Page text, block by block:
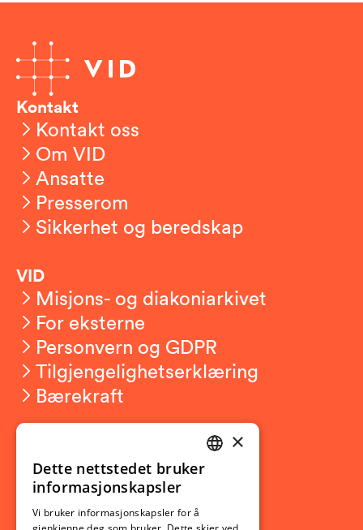
Kontakt
Kontakt oss
Om VID
Ansatte
Presserom
Sikkerhet og beredskap
VID
Misjons- og diakoniarkivet
For eksterne
Personvern og GDPR
Tilgjengelighetserklæring
Bærekraft
Ny student
Utveksling
Opptak
NORWEGIAN
×
Dette nettstedet bruker
informasjonskapsler
Vi bruker informasjonskapsler for å